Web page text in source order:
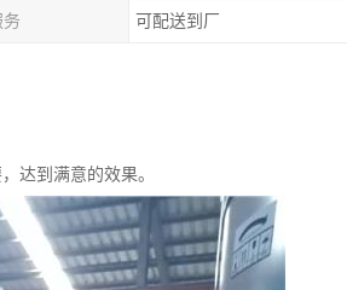
务 可配送到厂
达到满意的效果。